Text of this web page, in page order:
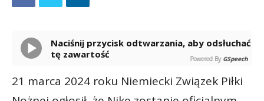
Naciśnij przycisk odtwarzania, aby odsłuchać
tę zawartość
Powered By GSpeech
21 marca 2024 roku Niemiecki Związek Piłki